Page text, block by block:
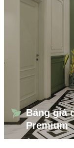
Bảng giá
Premium